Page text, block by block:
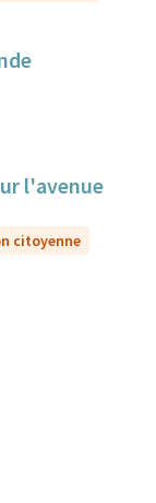
l'avenue
citoyenne